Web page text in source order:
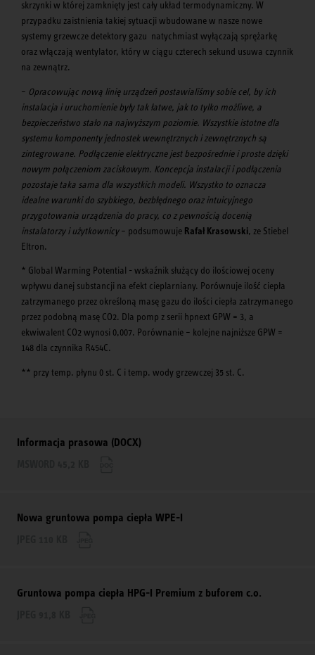
skrzynki w której zamknięty jest cały układ termodynamiczny. W
przypadku zaistnienia takiej sytuacji wbudowane w nasze nowe
systemy grzewcze detektory gazu natychmiast wyłączają sprężarkę
oraz włączają wentylator, który w ciągu czterech sekund usuwa czynnik
na zewnątrz.
– Opracowując nową linię urządzeń postawialiśmy sobie cel, by ich
instalacja i uruchomienie były tak łatwe, jak to tylko możliwe, a
bezpieczeństwo stało na najwyższym poziomie. Wszystkie istotne dla
systemu komponenty jednostek wewnętrznych i zewnętrznych są
zintegrowane. Podłączenie elektryczne jest bezpośrednie i proste dzięki
nowym połączeniom zaciskowym. Koncepcja instalacji i podłączenia
pozostaje taka sama dla wszystkich modeli. Wszystko to oznacza
idealne warunki do szybkiego, bezbłędnego oraz intuicyjnego
przygotowania urządzenia do pracy, co z pewnością docenią
instalatorzy i użytkownicy– podsumowuje Rafał Krasowski, ze Stiebel
Eltron.
* Global Warming Potential - wskaźnik służący do ilościowej oceny
wpływu danej substancji na efekt cieplarniany. Porównuje ilość ciepła
zatrzymanego przez określoną masę gazu do ilości ciepła zatrzymanego
przez podobną masę CO2. Dla pomp z serii hpnext GPW = 3, a
ekwiwalent CO2 wynosi 0,007. Porównanie – kolejne najniższe GPW =
148 dla czynnika R454C.
** przy temp. płynu 0 st. C i temp. wody grzewczej 35 st. C.
Informacja prasowa (DOCX)
Nowa gruntowa pompa ciepła WPE-I
Gruntowa pompa ciepła HPG-I Premium z buforem c.o.